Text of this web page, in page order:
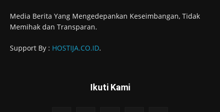
Media Berita Yang Mengedepankan Keseimbangan, Tidak
Memihak dan Transparan.
Support By : HOSTIJA.CO.ID.
Ikuti Kami